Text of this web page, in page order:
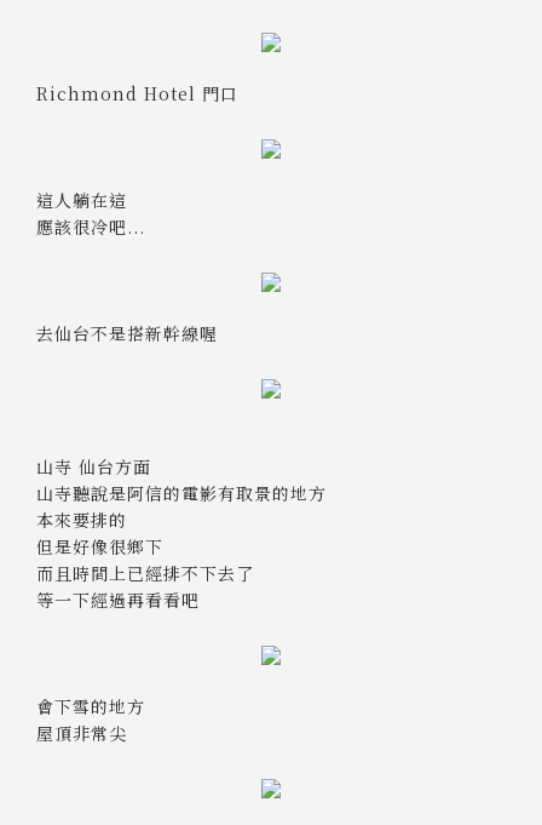
Richmond Hotel 門口
這人躺在這
應該很冷吧...
去仙台不是搭新幹線喔
山寺 仙台方面
山寺聽說是阿信的電影有取景的地方
本來要排的
但是好像很鄉下
而且時間上已經排不下去了
等一下經過再看看吧
會下雪的地方
屋頂非常尖